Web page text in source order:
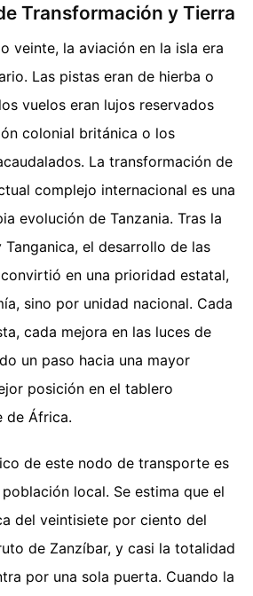
Transformación y Tierra
veinte, la aviación en la isla era
Las pistas eran de hierba o
vuelos eran lujos reservados
colonial británica o los
La transformación de
complejo internacional es una
evolución de Tanzania. Tras la
el desarrollo de las
en una prioridad estatal,
sino por unidad nacional. Cada
cada mejora en las luces de
un paso hacia una mayor
posición en el tablero
de África.
de este nodo de transporte es
local. Se estima que el
del veintisiete por ciento del
de Zanzíbar, y casi la totalidad
por una sola puerta. Cuando la